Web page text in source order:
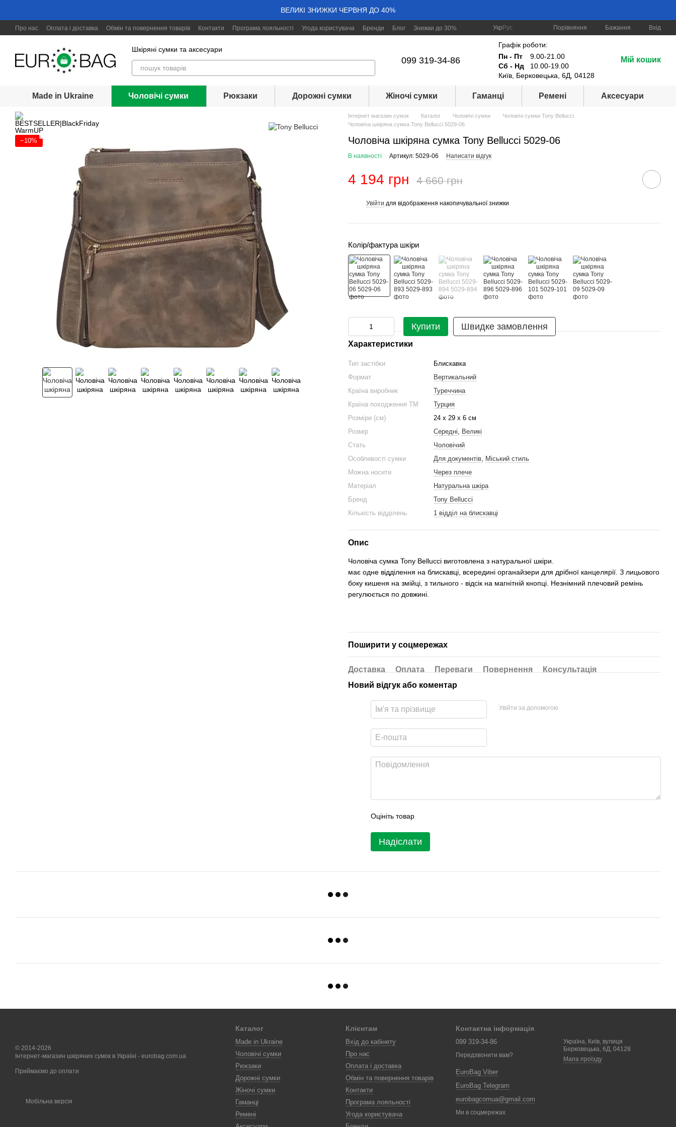
ВЕЛИКІ ЗНИЖКИ ЧЕРВНЯ ДО 40%
Про нас Оплата і доставка Обмін та повернення товарів Контакти Програма лояльності Угода користувача Бренди Блог Знижки до 30% Укр Рус Порівняння Бажання Вхід
Шкіряні сумки та аксесуари
099 319-34-86
Графік роботи:
Пн - Пт
9.00-21.00
Сб - Нд
10.00-19.00
Київ, Берковецька, 6Д, 04128
Мій кошик
Made in Ukraine Чоловічі сумки Рюкзаки Дорожні сумки Жіночі сумки Гаманці Ремені Аксесуари
−10%
Інтернет магазин сумок Каталог Чоловічі сумки
Чоловічі сумки Tony Bellucci
Чоловіча шкіряна сумка Tony Bellucci 5029-06
Чоловіча шкіряна сумка Tony Bellucci 5029-06
В наявності Артикул: 5029-06 Написати відгук
4 194 грн 4 660 грн
Увійти для відображення накопичувальної знижки
Колір/фактура шкіри
Купити Швидке замовлення
Характеристики
Тип застібки
Блискавка
Формат
Вертикальний
Країна виробник
Туреччина
Країна походження ТМ
Турция
Розміри (см)
24 х 29 х 6 см
Розмір
Середні, Великі
Стать
Чоловічий
Особливості сумки
Для документів, Міський стиль
Можна носити
Через плече
Матеріал
Натуральна шкіра
Бренд
Tony Bellucci
Кількість відділень
1 відділ на блискавці
Опис
Чоловіча сумка Tony Bellucci виготовлена ​​з натуральної шкіри.
має одне відділення на блискавці, всередині органайзери для дрібної канцелярії. З лицьового
боку кишеня на змійці, з тильного - відсік на магнітній кнопці. Незнімний плечовий ремінь
регулюється по довжині.
Поширити у соцмережах
Доставка Оплата Переваги Повернення
Консультація
Новий відгук або коментар
Увійти за допомогою
Оцініть товар
Надіслати
© 2014-2026
Інтернет-магазин шкіряних сумок в Україні - eurobag.com.ua
Приймаємо до оплати
Мобільна версія
Каталог
Made in Ukraine
Чоловічі сумки
Рюкзаки
Дорожні сумки
Жіночі сумки
Гаманці
Ремені
Клієнтам
Вхід до кабінету
Про нас
Оплата і доставка
Обмін та повернення товарів
Контакти
Програма лояльності
Угода користувача
Контактна інформація
099 319-34-86
Передзвонити вам?
EuroBag Viber
EuroBag Telegram
eurobagcomua@gmail.com
Україна, Київ, вулиця
Берковецька, 6Д, 04128
Мапа проїзду
Ми в соцмережах